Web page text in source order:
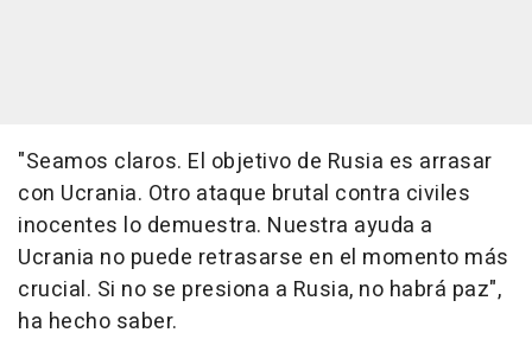
"Seamos claros. El objetivo de Rusia es arrasar
con Ucrania. Otro ataque brutal contra civiles
inocentes lo demuestra. Nuestra ayuda a
Ucrania no puede retrasarse en el momento más
crucial. Si no se presiona a Rusia, no habrá paz",
ha hecho saber.